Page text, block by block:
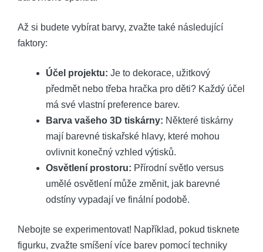
Až si budete vybírat barvy, zvažte také následující
faktory:
Účel projektu: Je to dekorace, užitkový
předmět nebo třeba hračka pro děti? Každý účel
má své vlastní preference barev.
Barva vašeho 3D tiskárny: Některé tiskárny
mají barevné tiskařské hlavy, které mohou
ovlivnit konečný vzhled výtisků.
Osvětlení prostoru: Přírodní světlo versus
umělé osvětlení může změnit, jak barevné
odstíny vypadají ve finální podobě.
Nebojte se experimentovat! Například, pokud tisknete
figurku, zvažte smíšení více barev pomocí techniky